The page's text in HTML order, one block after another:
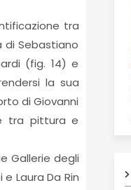
tra
di Sebastiano
(fig. 14) e
la sua
di Giovanni
tra pittura e
Gallerie degli
Laura Da Rin